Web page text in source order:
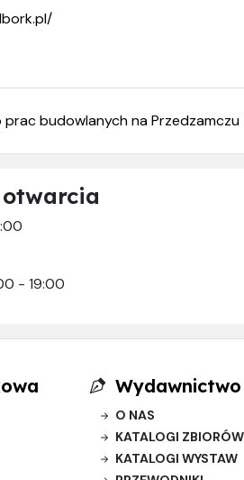
prac budowlanych na Przedzamczu
- 19:00
Wydawnictwo
O NAS
KATALOGI ZBIORÓW
KATALOGI WYSTAW